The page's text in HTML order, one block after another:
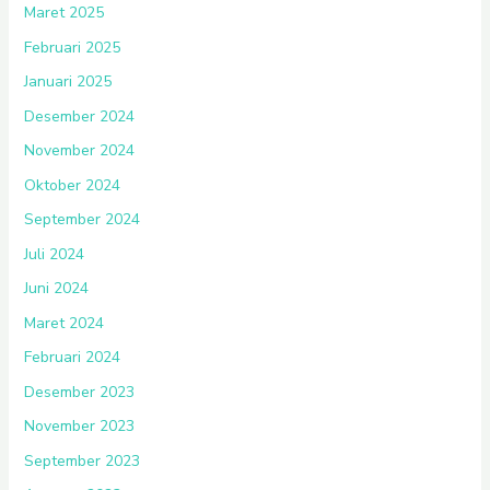
Maret 2025
Februari 2025
Januari 2025
Desember 2024
November 2024
Oktober 2024
September 2024
Juli 2024
Juni 2024
Maret 2024
Februari 2024
Desember 2023
November 2023
September 2023